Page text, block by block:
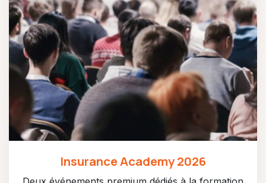
Insurance Academy 2026